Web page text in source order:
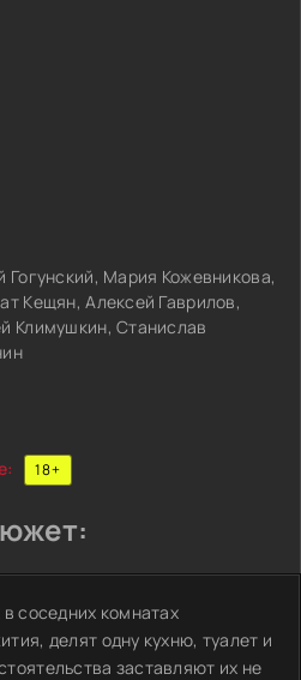
Гогунский, Мария Кожевникова,
Кещян, Алексей Гаврилов,
Климушкин, Станислав
18+
соседних комнатах
делят одну кухню, туалет и
заставляют их не